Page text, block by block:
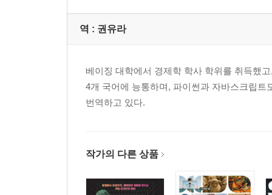
역 : 권유라
베이징 대학에서 경제학 학사 학위를 취득했
4개 국어에 능통하며, 파이썬과 자바스크립
번역하고 있다.
작가의 다른 상품